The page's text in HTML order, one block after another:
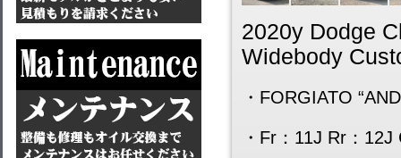
2020y Dodge
Widebody
・FORGIATO
・Fr：11J Rr：